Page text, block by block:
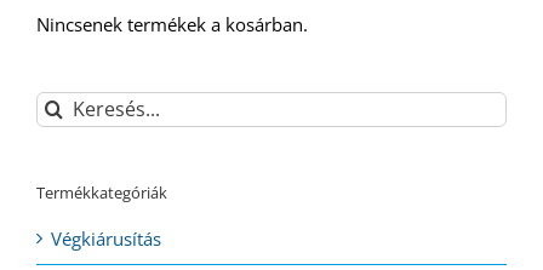
Nincsenek termékek a kosárban.
Keresés...
Termékkategóriák
Végkiárusítás